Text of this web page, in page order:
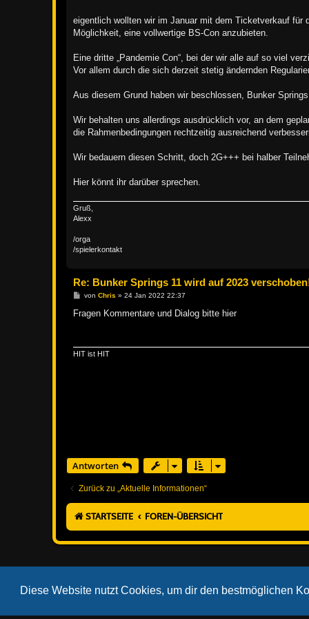
Diese Website nutzt Cookies, um dir den bestmöglichen
a
g
eigentlich wollten wir im Januar mit dem Ticketverkauf für
Möglichkeit, eine vollwertige BS-Con anzubieten.
Eine dritte „Pandemie Con“, bei der wir alle auf so viel
Vor allem durch die sich derzeit stetig ändernden
Aus diesem Grund haben wir beschlossen, Bunker
Wir behalten uns allerdings ausdrücklich vor, an dem
die Rahmenbedingungen rechtzeitig ausreichend
Wir bedauern diesen Schritt, doch 2G+++ bei halber
Hier könnt ihr darüber sprechen.
Gruß,
Alexx
/orga
/spielerkontakt
Re: Bunker Springs 11 wird auf 2023
B
i
von Chris » 24 Jan 2022 22:37
Fragen Kommentare und Dialog bitte hier
HIT ist HIT
Antworten
Zurück zu „Aktuelle Informationen“
STARTSEITE FOREN-ÜBERSICHT